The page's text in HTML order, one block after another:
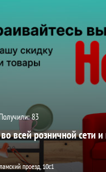
Получили:83
всей розничной сети и
проезд, 10с1